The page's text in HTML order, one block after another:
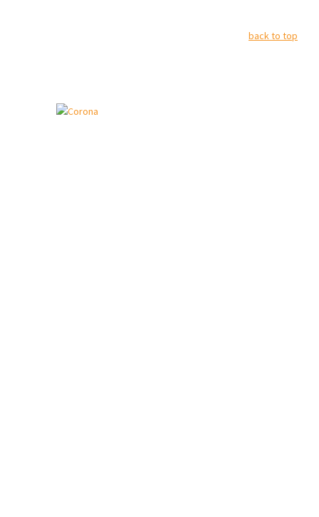
back to top